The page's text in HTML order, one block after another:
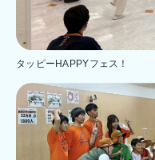
タッピーHAPPYフェス！